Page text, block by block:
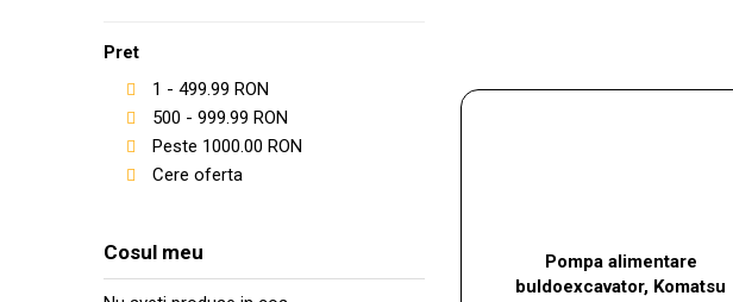
Pret
1 - 499.99 RON
500 - 999.99 RON
Peste 1000.00 RON
Cere oferta
Cosul meu
Pompa alimentare
buldoexcavator, Komatsu